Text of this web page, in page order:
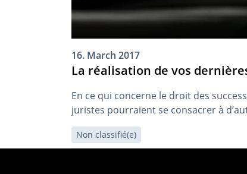
16. March 2017
La réalisation de vos
En ce qui concerne le droit des
juristes pourraient se consacrer à
Non classifié(e)